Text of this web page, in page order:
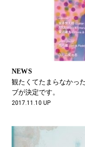
NEWS
観たくてたまらなかっ
ブが決定です。
2017.11.10 UP